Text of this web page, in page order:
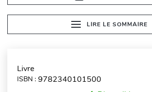
LIRE LE SOMMAIRE
Livre
ISBN : 9782340101500